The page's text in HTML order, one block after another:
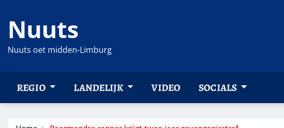
naar
inhoud
Nuuts
Nuuts oet midden-Limburg
REGIO LANDELIJK VIDEO SOCIALS